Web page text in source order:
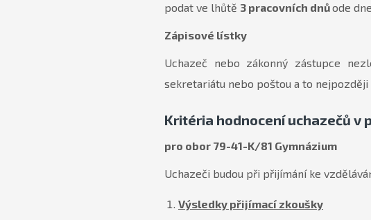
podat ve lhůtě 3 pracovních dnůode
Zápisové lístky
Uchazeč nebo zákonný zástupce
sekretariátu nebo poštou a to nejpozději
Kritéria hodnocení uchazečů v
pro obor 79-41-K/81 Gymnázium
Uchazeči budou při přijímání ke
Výsledky přijímací zkoušky